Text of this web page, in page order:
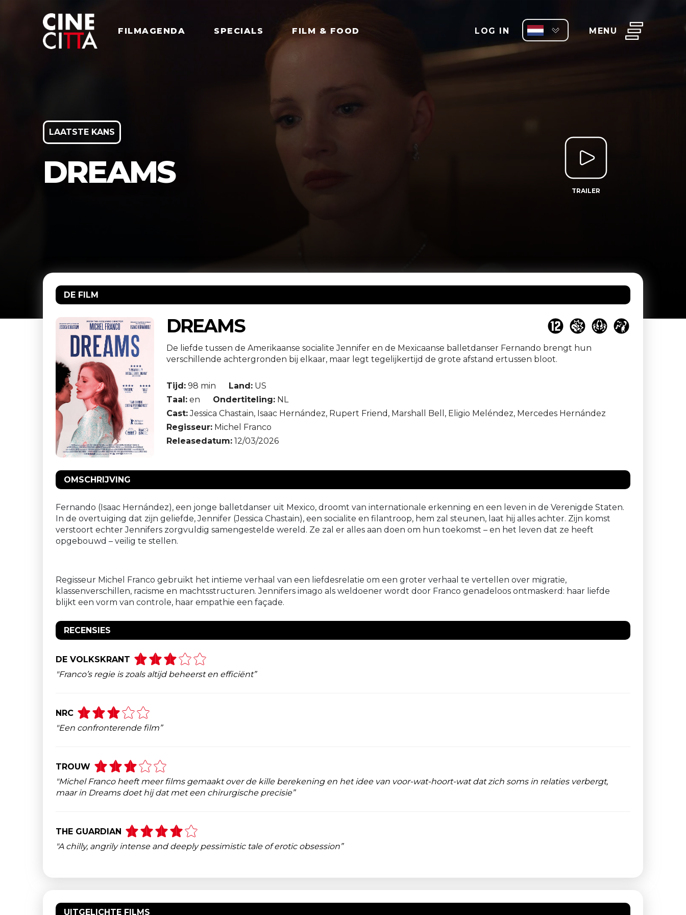
FILMAGENDA SPECIALS FILM & FOOD LOG IN MENU
LAATSTE KANS
DREAMS
TRAILER
DE FILM
DREAMS
De liefde tussen de Amerikaanse socialite Jennifer en de Mexicaanse balletdanser Fernando brengt hun
verschillende achtergronden bij elkaar, maar legt tegelijkertijd de grote afstand ertussen bloot.
Tijd:98 min Land:US
Taal:en Ondertiteling:NL
Cast:Jessica Chastain, Isaac Hernández, Rupert Friend, Marshall Bell, Eligio Meléndez, Mercedes Hernández
Regisseur:Michel Franco
Releasedatum:12/03/2026
OMSCHRIJVING
Fernando (Isaac Hernández), een jonge balletdanser uit Mexico, droomt van internationale erkenning en een leven in de Verenigde Staten.
In de overtuiging dat zijn geliefde, Jennifer (Jessica Chastain), een socialite en filantroop, hem zal steunen, laat hij alles achter. Zijn komst
verstoort echter Jennifers zorgvuldig samengestelde wereld. Ze zal er alles aan doen om hun toekomst – en het leven dat ze heeft
opgebouwd – veilig te stellen.
Regisseur Michel Franco gebruikt het intieme verhaal van een liefdesrelatie om een groter verhaal te vertellen over migratie,
klassenverschillen, racisme en machtsstructuren. Jennifers imago als weldoener wordt door Franco genadeloos ontmaskerd: haar liefde
blijkt een vorm van controle, haar empathie een façade.
RECENSIES
DE VOLKSKRANT
"Franco’s regie is zoals altijd beheerst en efficiënt”
NRC
"Een confronterende film”
TROUW
"Michel Franco heeft meer films gemaakt over de kille berekening en het idee van voor-wat-hoort-wat dat zich soms in relaties verbergt,
maar in Dreams doet hij dat met een chirurgische precisie”
THE GUARDIAN
"A chilly, angrily intense and deeply pessimistic tale of erotic obsession”
UITGELICHTE FILMS